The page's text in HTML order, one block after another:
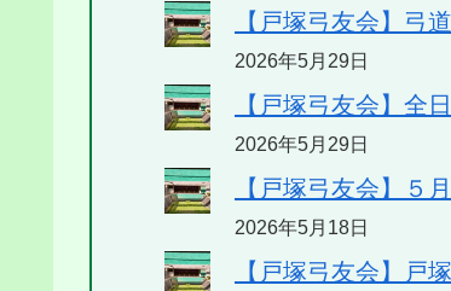
【戸塚弓友会】弓
2026年5月29日
【戸塚弓友会】全
2026年5月29日
【戸塚弓友会】５
2026年5月18日
【戸塚弓友会】戸